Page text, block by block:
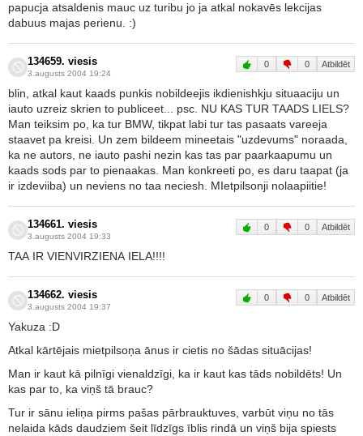
papucja atsaldenis mauc uz turibu jo ja atkal nokavēs lekcijas
dabuus majas perienu. :)
134659. viesis
3.augusts 2004 19:24
0 0 Atbildēt
blin, atkal kaut kaads punkis nobildeejis ikdienishkju situaaciju un
iauto uzreiz skrien to publiceet... psc. NU KAS TUR TAADS LIELS?
Man teiksim po, ka tur BMW, tikpat labi tur tas pasaats vareeja
staavet pa kreisi. Un zem bildeem mineetais "uzdevums" noraada,
ka ne autors, ne iauto pashi nezin kas tas par paarkaapumu un
kaads sods par to pienaakas. Man konkreeti po, es daru taapat (ja
ir izdeviiba) un neviens no taa neciesh. MIetpilsonji nolaapiitie!
134661. viesis
3.augusts 2004 19:33
0 0 Atbildēt
TAA IR VIENVIRZIENA IELA!!!!
134662. viesis
3.augusts 2004 19:37
0 0 Atbildēt
Yakuza :D
Atkal kārtējais mietpilsoņa ānus ir cietis no šādas situācijas!
Man ir kaut kā pilnīgi vienaldzīgi, ka ir kaut kas tāds nobildēts! Un
kas par to, ka viņš tā brauc?
Tur ir sānu ieliņa pirms pašas pārbrauktuves, varbūt viņu no tās
nelaida kāds daudziem šeit līdzīgs īblis rindā un viņš bija spiests